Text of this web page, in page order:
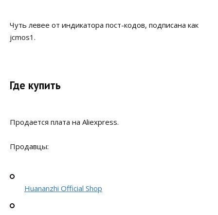
Чуть левее от индикатора пост-кодов, подписана как
jcmos1.
Где купить
Продается плата на Aliexpress.
Продавцы:
Huananzhi Official Shop